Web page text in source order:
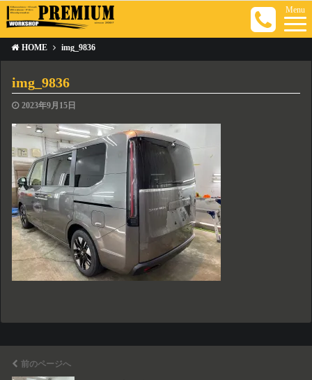
Menu
HOME img_9836
img_9836
2023年9月15日
前のページへ